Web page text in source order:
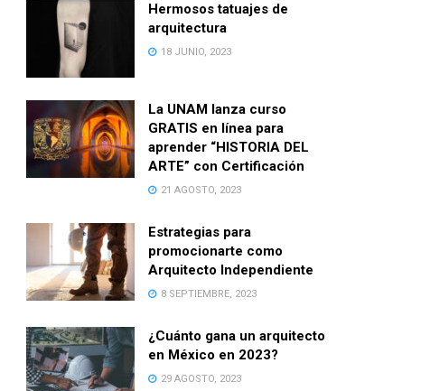
Hermosos tatuajes de
arquitectura
18 JUNIO, 2023
La UNAM lanza curso
GRATIS en línea para
aprender “HISTORIA DEL
ARTE” con Certificación
21 AGOSTO, 2023
Estrategias para
promocionarte como
Arquitecto Independiente
8 SEPTIEMBRE, 2023
¿Cuánto gana un arquitecto
en México en 2023?
29 AGOSTO, 2023